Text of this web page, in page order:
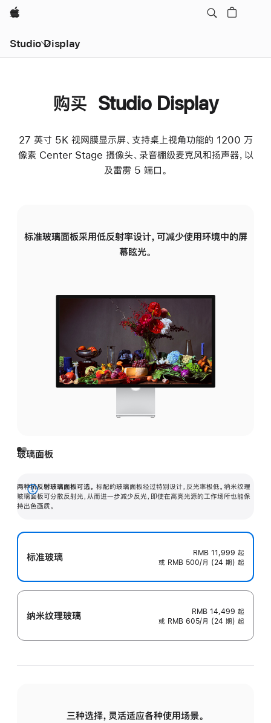
Apple
Studio Display
购买 Studio Display
27 英寸 5K 视网膜显示屏、支持桌上视角功能的 1200 万
像素 Center Stage 摄像头、录音棚级麦克风和扬声器，以
及雷雳 5 端口。
标准玻璃面板采用低反射率设计，可减少使用环境中的屏
幕眩光。
玻璃面板
两种抗反射玻璃面板可选。 标配的玻璃面板经过特别设计，反光率极低。纳米纹理
玻璃面板可分散反射光，从而进一步减少反光，即使在高亮光源的工作场所也能保
持出色画质。
展
开
标准玻璃 RMB 11,999 起
或 RMB 500/月 (24 期) 起
纳米纹理玻璃 RMB 14,499 起
或 RMB 605/月 (24 期) 起
三种选择，灵活适应各种使用场景。